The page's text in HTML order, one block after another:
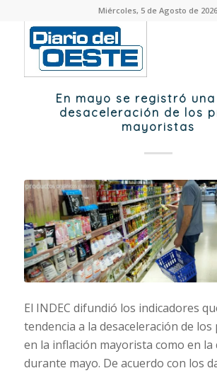
Miércoles, 5 de Agosto de 2026
En mayo se registró
desaceleración de los
mayoristas
El INDEC difundió los indicadores
tendencia a la desaceleración de
en la inflación mayorista como en la
durante mayo. De acuerdo con los